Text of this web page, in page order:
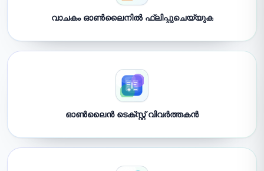
വാചകം ഓൺലൈനിൽ ഫ്ലിപ്പുചെയ്യുക
ഓൺലൈൻ ടെക്സ്റ്റ് വിവർത്തകൻ